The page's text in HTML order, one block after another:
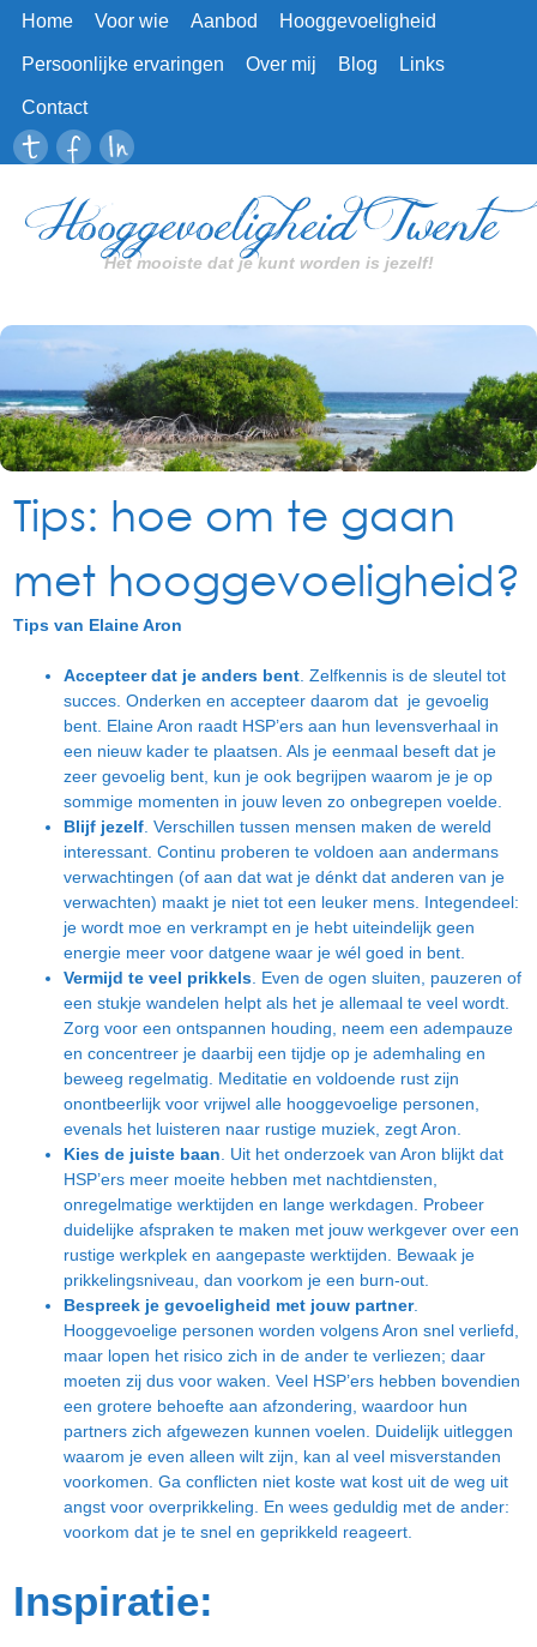
Home Voor wie Aanbod Hooggevoeligheid
Persoonlijke ervaringen Over mij Blog Links
Contact
Hooggevoeligheid Twente
Het mooiste dat je kunt worden is jezelf!
Tips: hoe om te gaan
met hooggevoeligheid?
Tips van Elaine Aron
Accepteer dat je anders bent . Zelfkennis is de sleutel tot
succes. Onderken en accepteer daarom dat je gevoelig
bent. Elaine Aron raadt HSP’ers aan hun levensverhaal in
een nieuw kader te plaatsen. Als je eenmaal beseft dat je
zeer gevoelig bent, kun je ook begrijpen waarom je je op
sommige momenten in jouw leven zo onbegrepen voelde.
Blijf jezelf . Verschillen tussen mensen maken de wereld
interessant. Continu proberen te voldoen aan andermans
verwachtingen (of aan dat wat je dénkt dat anderen van je
verwachten) maakt je niet tot een leuker mens. Integendeel:
je wordt moe en verkrampt en je hebt uiteindelijk geen
energie meer voor datgene waar je wél goed in bent.
Vermijd te veel prikkels . Even de ogen sluiten, pauzeren of
een stukje wandelen helpt als het je allemaal te veel wordt.
Zorg voor een ontspannen houding, neem een adempauze
en concentreer je daarbij een tijdje op je ademhaling en
beweeg regelmatig. Meditatie en voldoende rust zijn
onontbeerlijk voor vrijwel alle hooggevoelige personen,
evenals het luisteren naar rustige muziek, zegt Aron.
Kies de juiste baan . Uit het onderzoek van Aron blijkt dat
HSP’ers meer moeite hebben met nachtdiensten,
onregelmatige werktijden en lange werkdagen. Probeer
duidelijke afspraken te maken met jouw werkgever over een
rustige werkplek en aangepaste werktijden. Bewaak je
prikkelingsniveau, dan voorkom je een burn-out.
Bespreek je gevoeligheid met jouw partner.
Hooggevoelige personen worden volgens Aron snel verliefd,
maar lopen het risico zich in de ander te verliezen; daar
moeten zij dus voor waken. Veel HSP’ers hebben bovendien
een grotere behoefte aan afzondering, waardoor hun
partners zich afgewezen kunnen voelen. Duidelijk uitleggen
waarom je even alleen wilt zijn, kan al veel misverstanden
voorkomen. Ga conflicten niet koste wat kost uit de weg uit
angst voor overprikkeling. En wees geduldig met de ander:
voorkom dat je te snel en geprikkeld reageert.
Inspiratie: